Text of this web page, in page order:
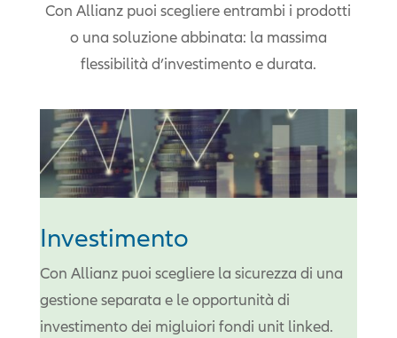
Con Allianz puoi scegliere entrambi i prodotti
o una soluzione abbinata: la massima
flessibilità d’investimento e durata.
Investimento
Con Allianz puoi scegliere la sicurezza di una
gestione separata e le opportunità di
investimento dei migluiori fondi unit linked.